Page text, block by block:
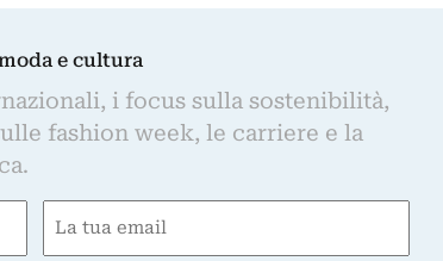
e cultura
i focus sulla sostenibilità,
fashion week, le carriere e la
Email